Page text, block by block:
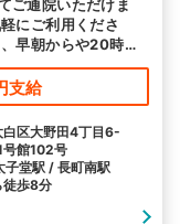
ご通院いただけま
にご利用くださ
早朝からや20時以
好評です。
支給
白区大野田4丁目6-
館102号
子堂駅 / 長町南駅
徒歩8分